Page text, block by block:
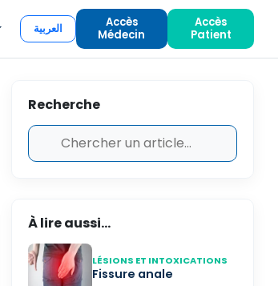
العربية
Accès
Médecin
Accès
Patient
Recherche
À lire aussi...
LÉSIONS ET INTOXICATIONS
Fissure anale